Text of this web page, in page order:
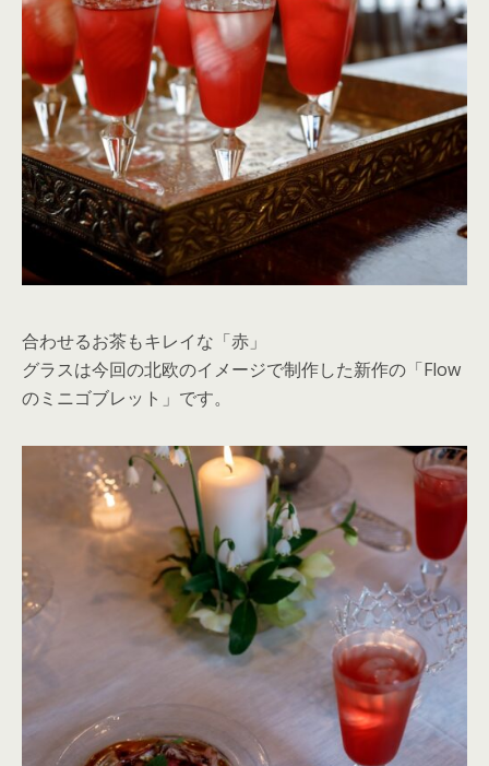
合わせるお茶もキレイな「赤」
グラスは今回の北欧のイメージで制作した新作の「Flow
のミニゴブレット」です。